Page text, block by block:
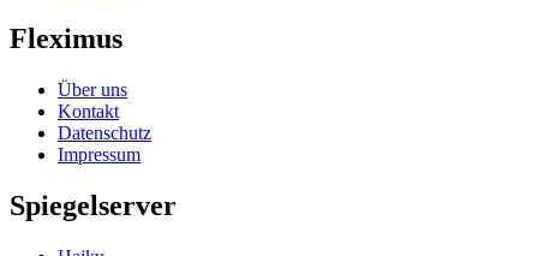
Fleximus
Über uns
Kontakt
Datenschutz
Impressum
Spiegelserver